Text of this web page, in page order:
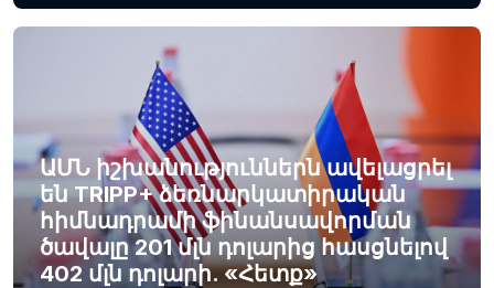
ԱՄՆ իշխանություններն ավելացրել
են TRIPP+ ձեռնարկատիրական
հիմնադրամի ֆինանսավորման
ծավալը 201 մլն դոլարից հասցնելով
402 մլն դոլարի. «Հետք»